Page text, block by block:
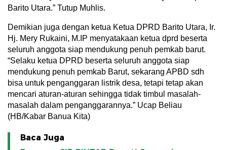
Barito Utara.” Tutup Muhlis.
Demikian juga dengan ketua Ketua DPRD Barito Utara, Ir.
Hj. Mery Rukaini, M.IP menyatakaan ketua dprd beserta
seluruh anggota siap mendukung penuh pemkab barut.
“Selaku ketua DPRD beserta seluruh anggota siap
mendukung penuh pemkab Barut, sekarang APBD sdh
bisa untuk penganggaran listrik desa, tetapi tetap akan
mencari aturan-aturan sehingga tidak timbul masalah-
masalah dalam penganggarannya.” Ucap Beliau
(HB/Kabar Banua Kita)
Baca Juga